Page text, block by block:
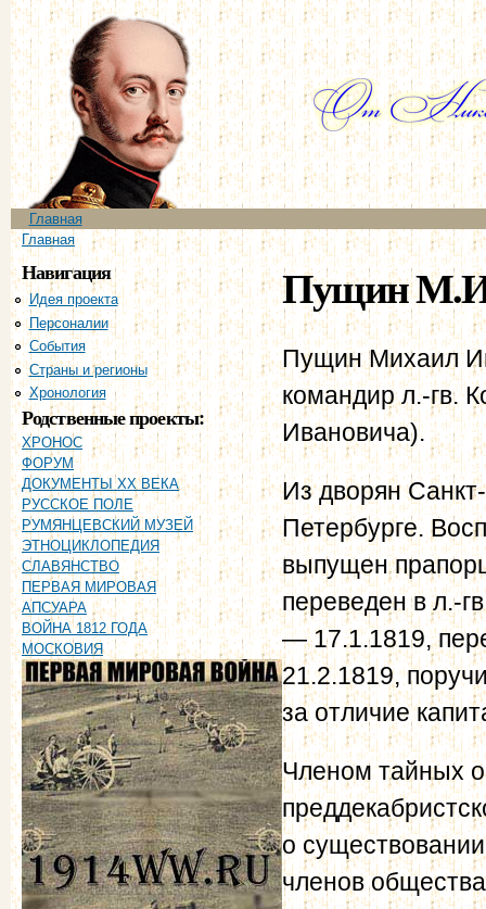
Главное меню
Главная
Вы здесь
Главная
Навигация
Идея проекта
Персоналии
События
Страны и регионы
Хронология
Родственные проекты:
ХРОНОС
ФОРУМ
ДОКУМЕНТЫ XX ВЕКА
РУССКОЕ ПОЛЕ
РУМЯНЦЕВСКИЙ МУЗЕЙ
ЭТНОЦИКЛОПЕДИЯ
СЛАВЯНСТВО
ПЕРВАЯ МИРОВАЯ
АПСУАРА
ВОЙНА 1812 ГОДА
МОСКОВИЯ
Пущин
Пущин Михаил
командир л.-гв.
Ивановича).
Из дворян
Петербурге.
выпущен
переведен в л.-
— 17.1.1819,
21.2.1819,
за отличие
Членом тайных
о
членов